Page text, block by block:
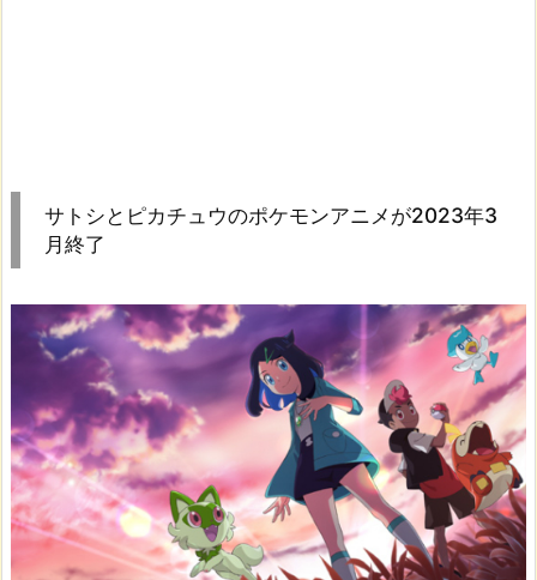
サトシとピカチュウのポケモンアニメが2023年3
月終了